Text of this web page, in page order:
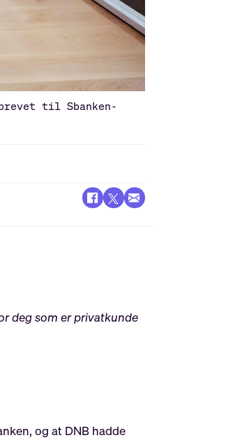
til Sbanken-
deg som er privatkunde
og at DNB hadde